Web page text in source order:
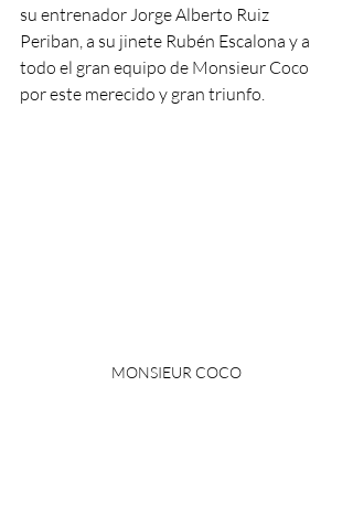
su entrenador Jorge Alberto Ruiz
Periban, a su jinete Rubén Escalona y a
todo el gran equipo de Monsieur Coco
por este merecido y gran triunfo.
MONSIEUR COCO